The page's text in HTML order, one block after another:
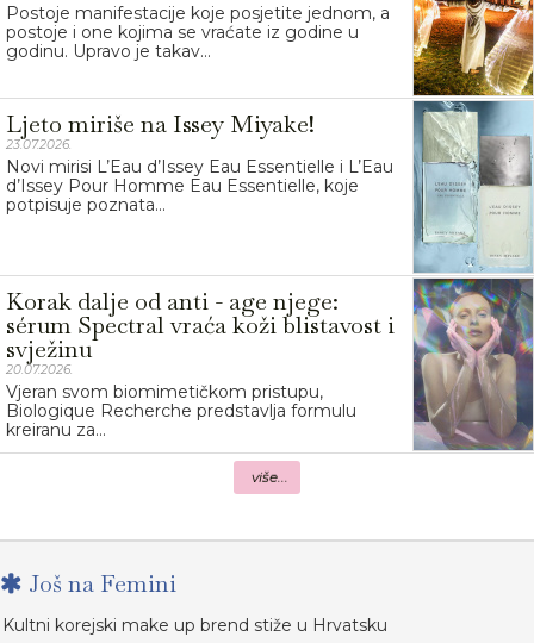
Postoje manifestacije koje posjetite jednom, a
postoje i one kojima se vraćate iz godine u
godinu. Upravo je takav...
Ljeto miriše na Issey Miyake!
23.07.2026.
Novi mirisi L’Eau d’Issey Eau Essentielle i L’Eau
d’Issey Pour Homme Eau Essentielle, koje
potpisuje poznata...
Korak dalje od anti - age njege:
sérum Spectral vraća koži blistavost i
svježinu
20.07.2026.
Vjeran svom biomimetičkom pristupu,
Biologique Recherche predstavlja formulu
kreiranu za...
više...
Još na Femini
Kultni korejski make up brend stiže u Hrvatsku